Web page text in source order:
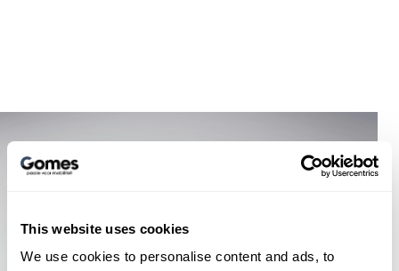
This website uses cookies
We use cookies to personalise content and ads, to